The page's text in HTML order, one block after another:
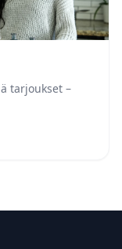
tarjoukset –